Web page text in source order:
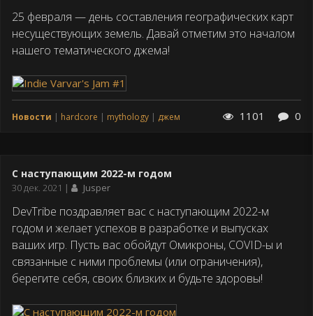
25 февраля — день составления географических карт
несуществующих земель. Давай отметим это началом
нашего тематического джема!
Новости hardcore mythology джем 1101 0
C наступающим 2022-м годом
Дата
30 дек. 2021 Jusper
DevTribe поздравляет вас с наступающим 2022-м
годом и желает успехов в разработке и выпусках
ваших игр. Пусть вас обойдут Омикроны, COVID-ы и
связанные с ними проблемы (или ограничения),
берегите себя, своих близких и будьте здоровы!